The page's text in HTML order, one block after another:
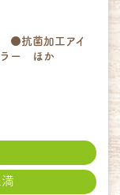
●抗菌加工アイ
ー ほか